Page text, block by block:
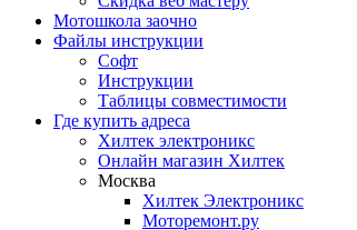
Мотошкола заочно
Файлы инструкции
Софт
Инструкции
Таблицы совместимости
Где купить адреса
Хилтек электроникс
Онлайн магазин Хилтек
Москва
Хилтек Электроникс
Моторемонт.ру